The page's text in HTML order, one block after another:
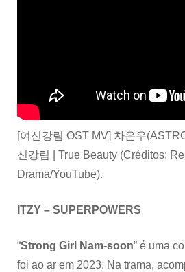
[여신강림 OST MV] 차은우
신강림 | True Beauty (Créditos:
Drama/YouTube).
ITZY – SUPERPOWERS
“Strong Girl Nam-soon” é uma
foi ao ar em 2023. Na trama,